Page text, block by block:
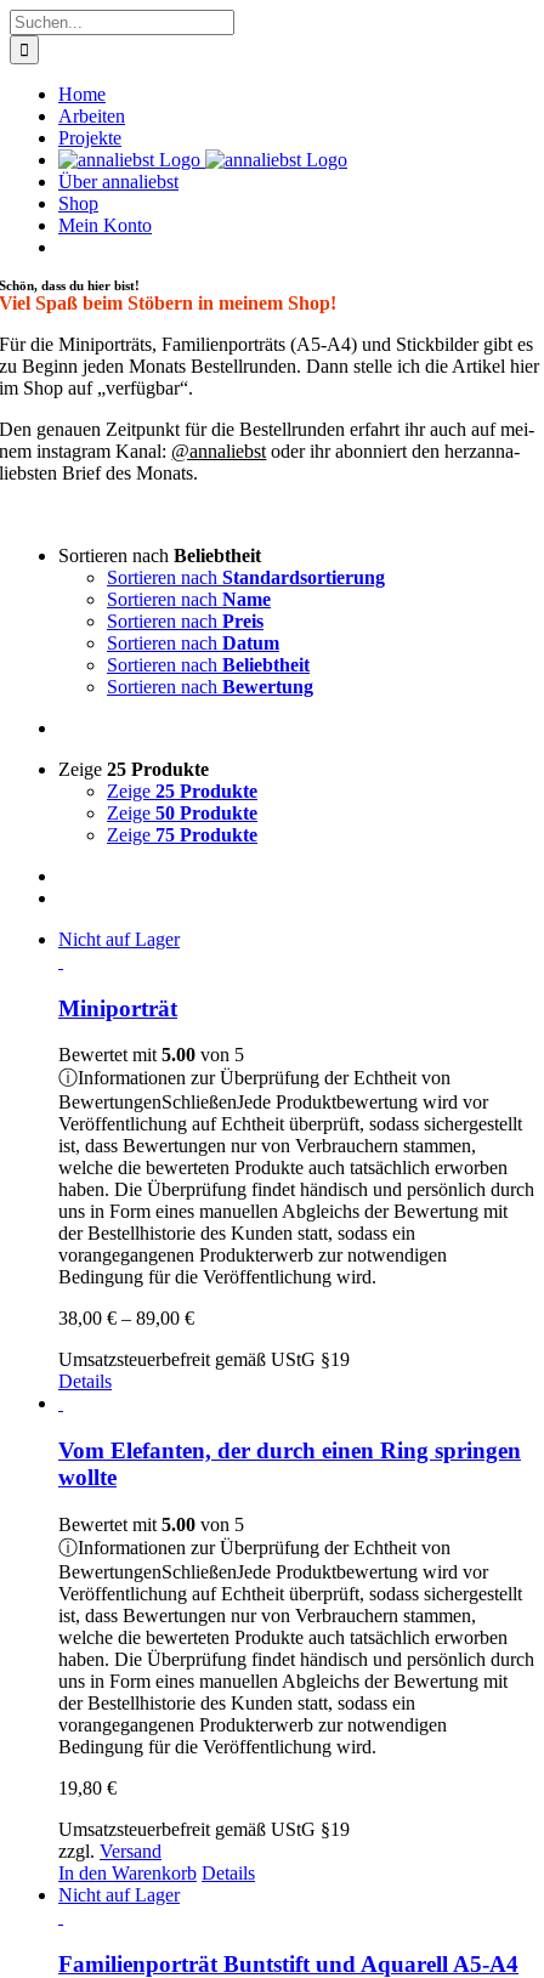
Zum
Inhalt
springen
Suche
nach:
Home
Arbeiten
Projekte
Über annaliebst
Shop
Mein Konto
Schön, dass du hier bist!
Viel Spaß beim Stöbern in meinem Shop!
Für die Mini­por­träts, Fami­li­en­por­träts (A5-A4) und Stick­bil­der gibt es
zu Beginn jeden Monats Bestell­run­den. Dann stel­le ich die Arti­kel hier
im Shop auf „ver­füg­bar“.
Den genau­en Zeit­punkt für die Bestell­run­den erfahrt ihr auch auf mei­
nem insta­gram Kanal: @annaliebst oder ihr abon­niert den her­zan­na­
liebs­ten Brief des Monats.
Sortieren nach Beliebtheit
Sortieren nach Standardsortierung
Sortieren nach Name
Sortieren nach Preis
Sortieren nach Datum
Sortieren nach Beliebtheit
Sortieren nach Bewertung
Zeige 25 Produkte
Zeige 25 Produkte
Zeige 50 Produkte
Zeige 75 Produkte
Nicht auf Lager
Miniporträt
Bewertet mit5.00 von 5
ⓘInformationen zur Überprüfung der Echtheit von
BewertungenSchließenJede Produktbewertung wird vor
Veröffentlichung auf Echtheit überprüft, sodass sichergestellt
ist, dass Bewertungen nur von Verbrauchern stammen,
welche die bewerteten Produkte auch tatsächlich erworben
haben. Die Überprüfung findet händisch und persönlich durch
uns in Form eines manuellen Abgleichs der Bewertung mit
der Bestellhistorie des Kunden statt, sodass ein
vorangegangenen Produkterwerb zur notwendigen
Bedingung für die Veröffentlichung wird.
38,00 € – 89,00 €Preisspanne:
bis
Umsatzsteuerbefreit gemäß UStG §19
Details
Vom Elefanten, der durch einen Ring springen
wollte
Bewertet mit 5.00 von 5
ⓘInformationen zur Überprüfung der Echtheit von
BewertungenSchließenJede Produktbewertung wird vor
Veröffentlichung auf Echtheit überprüft, sodass sichergestellt
ist, dass Bewertungen nur von Verbrauchern stammen,
welche die bewerteten Produkte auch tatsächlich erworben
haben. Die Überprüfung findet händisch und persönlich durch
uns in Form eines manuellen Abgleichs der Bewertung mit
der Bestellhistorie des Kunden statt, sodass ein
vorangegangenen Produkterwerb zur notwendigen
Bedingung für die Veröffentlichung wird.
19,80 €
Umsatzsteuerbefreit gemäß UStG §19
zzgl. Versand
In den Warenkorb Details
Nicht auf Lager
Familienporträt Buntstift und Aquarell A5-A4